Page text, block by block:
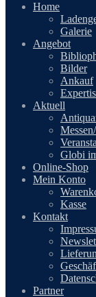
Home
Galerie
Angebot
Bilder
Ankauf
Aktuell
Globi
Online-Shop
Mein Konto
Kasse
Kontakt
Partner